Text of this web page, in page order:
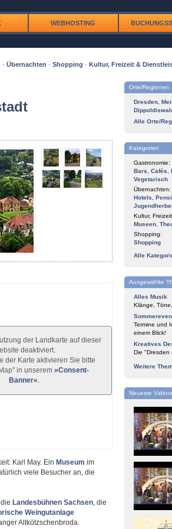
WEBHOSTING
· Übernachten · Shopping · Kultur, Freizeit &
der Landkarte auf dieser
deaktiviert.
der Karte aktivieren Sie bitte
in unserem »Consent-
Banner«
Karl May. Ein Museum im
viele Besucher an, die
Landesbühnen Sachsen, die
Weingutanlage
Altkötzschenbroda.
Orte/Regionen
Dresden
Alle Orte/
Kategorien
Gastronomie:
Bars
Cafés
Vegetarisch
Übernachten:
Hotels
Kultur,
Museen
Shopping:
Shopping
Alle
Ausgewählte
Alles Musik
Klänge,
Termine und
einem Blick!
Kreatives
Die "Dresden
Weitere
Neueste Videos